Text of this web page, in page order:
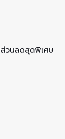
วนลดสุดพิเศษ